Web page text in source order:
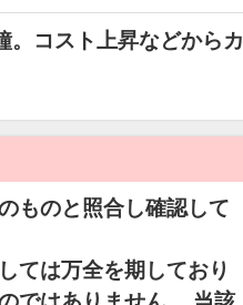
。コスト上昇などからカ
ものと照合し確認して
ては万全を期しており